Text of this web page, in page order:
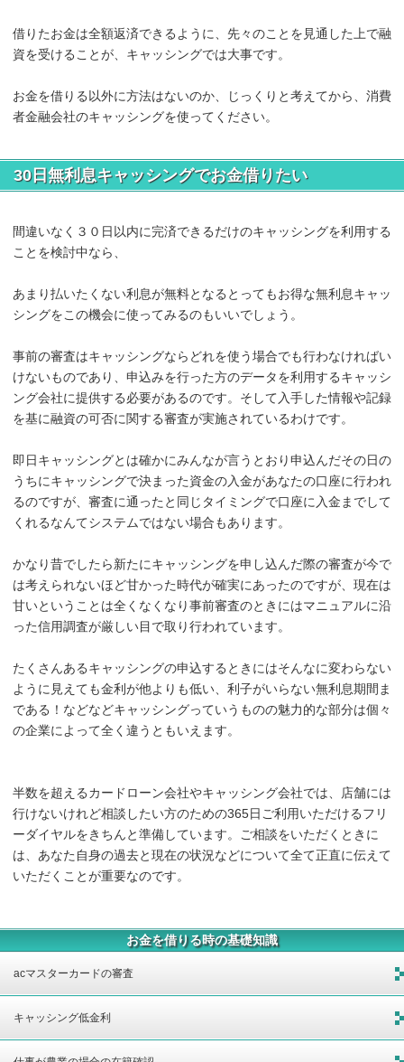
借りたお金は全額返済できるように、先々のことを見通した上で融
資を受けることが、キャッシングでは大事です。
お金を借りる以外に方法はないのか、じっくりと考えてから、消費
者金融会社のキャッシングを使ってください。
30日無利息キャッシングでお金借りたい
間違いなく３０日以内に完済できるだけのキャッシングを利用する
ことを検討中なら、
あまり払いたくない利息が無料となるとってもお得な無利息キャッ
シングをこの機会に使ってみるのもいいでしょう。
事前の審査はキャッシングならどれを使う場合でも行わなければい
けないものであり、申込みを行った方のデータを利用するキャッシ
ング会社に提供する必要があるのです。そして入手した情報や記録
を基に融資の可否に関する審査が実施されているわけです。
即日キャッシングとは確かにみんなが言うとおり申込んだその日の
うちにキャッシングで決まった資金の入金があなたの口座に行われ
るのですが、審査に通ったと同じタイミングで口座に入金までして
くれるなんてシステムではない場合もあります。
かなり昔でしたら新たにキャッシングを申し込んだ際の審査が今で
は考えられないほど甘かった時代が確実にあったのですが、現在は
甘いということは全くなくなり事前審査のときにはマニュアルに沿
った信用調査が厳しい目で取り行われています。
たくさんあるキャッシングの申込するときにはそんなに変わらない
ように見えても金利が他よりも低い、利子がいらない無利息期間ま
である！などなどキャッシングっていうものの魅力的な部分は個々
の企業によって全く違うともいえます。
半数を超えるカードローン会社やキャッシング会社では、店舗には
行けないけれど相談したい方のための365日ご利用いただけるフリ
ーダイヤルをきちんと準備しています。ご相談をいただくときに
は、あなた自身の過去と現在の状況などについて全て正直に伝えて
いただくことが重要なのです。
お金を借りる時の基礎知識
acマスターカードの審査
キャッシング低金利